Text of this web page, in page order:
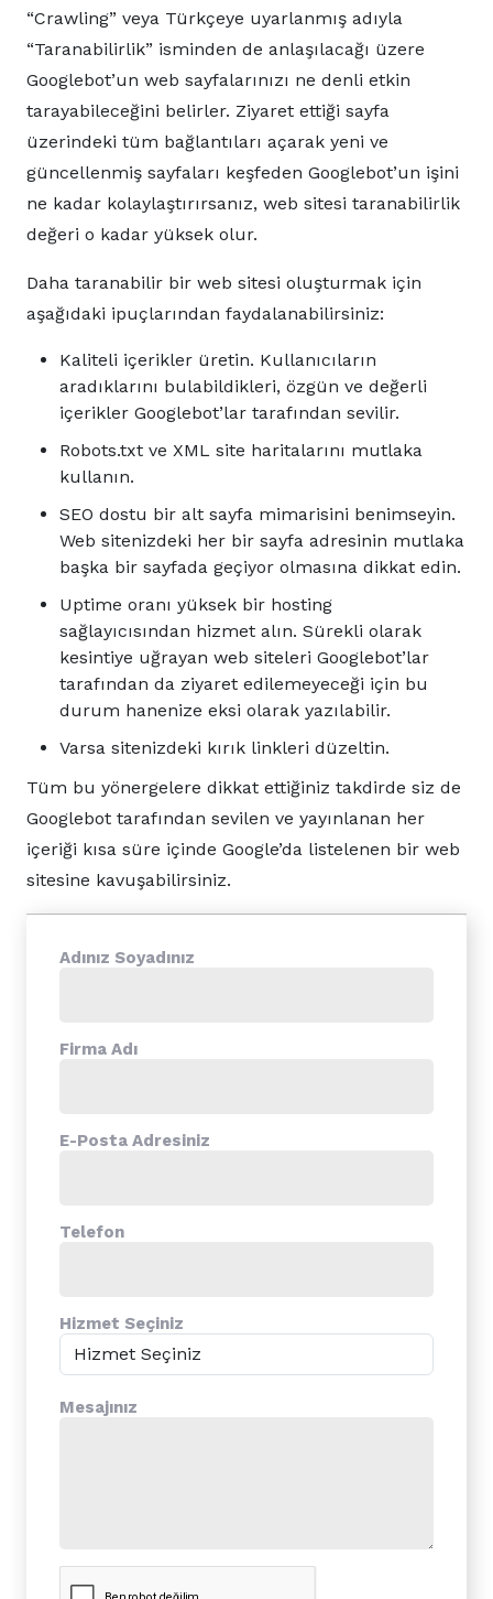
“Crawling” veya Türkçeye uyarlanmış adıyla
“Taranabilirlik” isminden de anlaşılacağı üzere
Googlebot’un web sayfalarınızı ne denli etkin
tarayabileceğini belirler. Ziyaret ettiği sayfa
üzerindeki tüm bağlantıları açarak yeni ve
güncellenmiş sayfaları keşfeden Googlebot’un işini
ne kadar kolaylaştırırsanız, web sitesi taranabilirlik
değeri o kadar yüksek olur.
Daha taranabilir bir web sitesi oluşturmak için
aşağıdaki ipuçlarından faydalanabilirsiniz:
Kaliteli içerikler üretin. Kullanıcıların
aradıklarını bulabildikleri, özgün ve değerli
içerikler Googlebot’lar tarafından sevilir.
Robots.txt ve XML site haritalarını mutlaka
kullanın.
SEO dostu bir alt sayfa mimarisini benimseyin.
Web sitenizdeki her bir sayfa adresinin mutlaka
başka bir sayfada geçiyor olmasına dikkat edin.
Uptime oranı yüksek bir hosting
sağlayıcısından hizmet alın. Sürekli olarak
kesintiye uğrayan web siteleri Googlebot’lar
tarafından da ziyaret edilemeyeceği için bu
durum hanenize eksi olarak yazılabilir.
Varsa sitenizdeki kırık linkleri düzeltin.
Tüm bu yönergelere dikkat ettiğiniz takdirde siz de
Googlebot tarafından sevilen ve yayınlanan her
içeriği kısa süre içinde Google’da listelenen bir web
sitesine kavuşabilirsiniz.
Adınız Soyadınız
Firma Adı
E-Posta Adresiniz
Telefon
Hizmet Seçiniz
Mesajınız